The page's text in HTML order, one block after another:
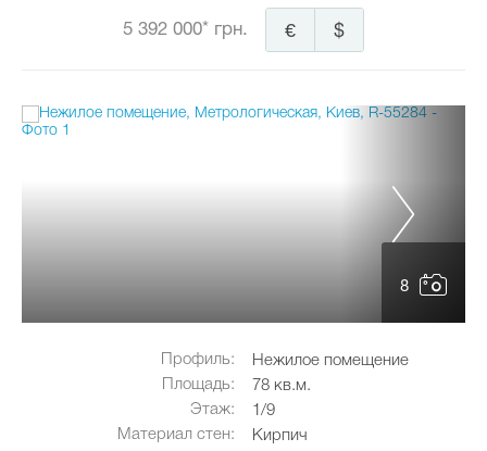
5 392 000* грн. $
€
8
Профиль:
Нежилое помещение
Площадь:
78 кв.м.
Этаж:
1/9
Материал стен:
Кирпич